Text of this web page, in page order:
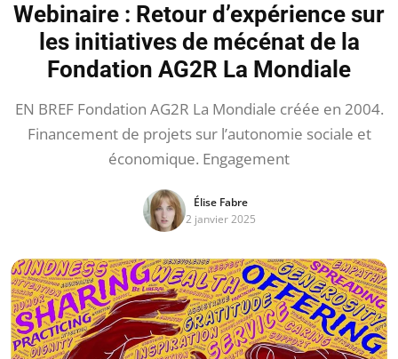
Webinaire : Retour d’expérience sur
les initiatives de mécénat de la
Fondation AG2R La Mondiale
EN BREF Fondation AG2R La Mondiale créée en 2004.
Financement de projets sur l’autonomie sociale et
économique. Engagement
Élise Fabre
2 janvier 2025